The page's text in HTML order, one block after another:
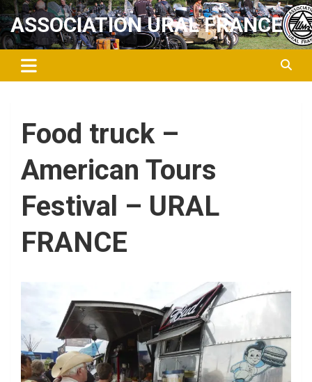
Aller
au
contenu
ASSOCIATION URAL FRANCE
Food truck –
American Tours
Festival – URAL
FRANCE